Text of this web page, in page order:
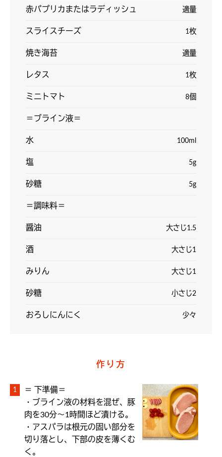
赤パプリカまたはラディッシュ 適量
スライスチーズ 1枚
焼き海苔 適量
レタス 1枚
ミニトマト 8個
＝ブライン液＝
水 100ml
塩 5g
砂糖 5g
＝調味料＝
醤油 大さじ1.5
酒 大さじ1
みりん 大さじ1
砂糖 小さじ2
おろしにんにく 少々
作り方
＝ 下準備＝
・ブライン液の材料を混ぜ、豚
肉を30分〜1時間ほど漬ける。
・アスパラは根元の固い部分を
切り落とし、下部の皮を薄くむ
く。